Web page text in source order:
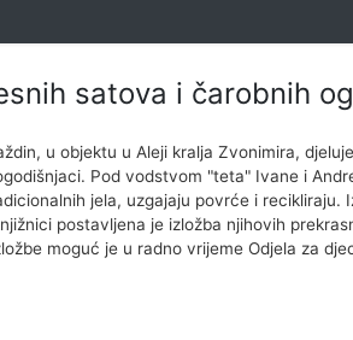
satova i čarobnih
u objektu u Aleji kralja Zvonimira,
Pod vodstvom "teta" Ivane i
jela, uzgajaju povrće i recikliraju.
postavljena je izložba njihovih
moguć je u radno vrijeme Odjela za